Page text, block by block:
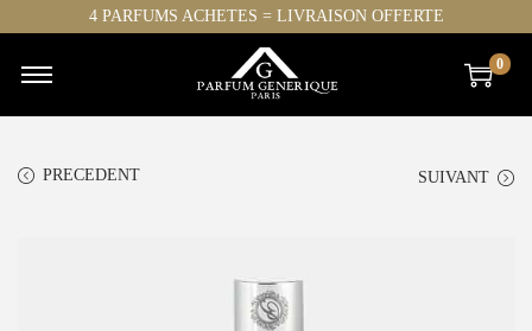
4 PARFUMS ACHETES = LIVRAISON OFFERTE
0
PRECEDENT SUIVANT